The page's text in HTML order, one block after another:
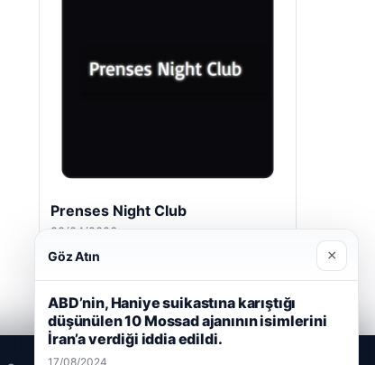
Prenses Night Club
29/04/2026
Göz Atın ×
ABD’nin, Haniye suikastına karıştığı
düşünülen 10 Mossad ajanının isimlerini
İran’a verdiği iddia edildi.
17/08/2024